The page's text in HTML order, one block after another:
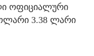
ოფიციალური
3.38 ლარი